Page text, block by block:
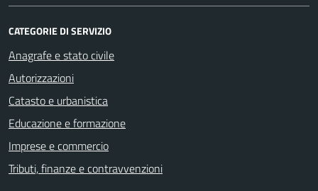
CATEGORIE DI SERVIZIO
Anagrafe e stato civile
Autorizzazioni
Catasto e urbanistica
Educazione e formazione
Imprese e commercio
Tributi, finanze e contravvenzioni